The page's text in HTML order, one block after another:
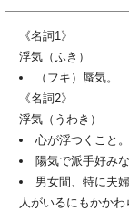
《名詞1》
浮気（ふき）
（フキ）蜃気。
《名詞2》
浮気（うわき）
心が浮つくこと。
陽気で派手好みな
男女間、特に夫
人がいるにもかか